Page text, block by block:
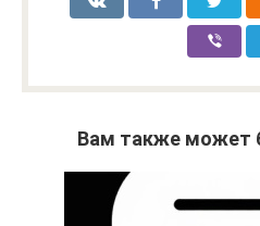
Вам также может